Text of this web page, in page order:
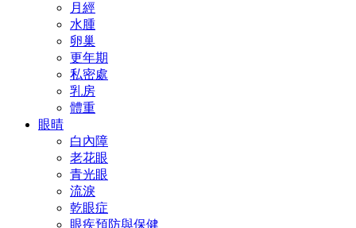
月經
水腫
卵巢
更年期
私密處
乳房
體重
眼晴
白內障
老花眼
青光眼
流淚
乾眼症
眼疾預防與保健